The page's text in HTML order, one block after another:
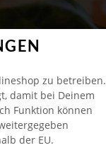
zu betreiben.
damit bei Deinem
Funktion können
der EU.